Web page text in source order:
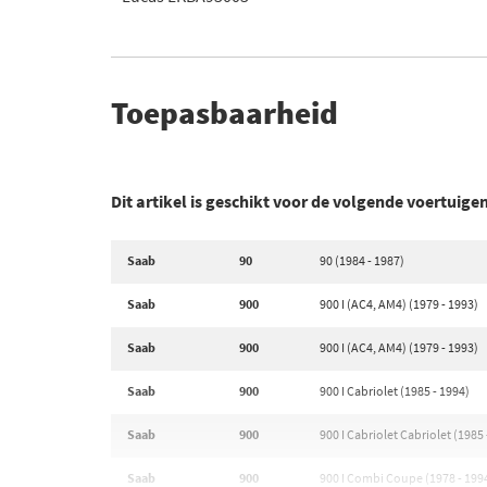
Toepasbaarheid
Dit artikel is geschikt voor de volgende
Saab 90 90 (1984 - 1987)
Saab 900 900 I (AC4, AM4) (1979 - 1993)
Saab 900 900 I (AC4, AM4) (1979 - 1993)
Saab 900 900 I Cabriolet (1985 - 1994)
Saab 900 900 I Cabriolet Cabriolet (1985
Saab 900 900 I Combi Coupe (1978 -